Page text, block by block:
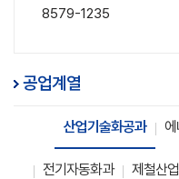
8579-1235
공업계열
산업기술화공과
전기자동화과 제철산